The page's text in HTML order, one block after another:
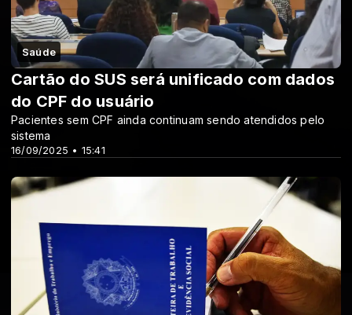
Saúde
16/09/2025 • 15:41
Cartão do SUS será unificado com dados
do CPF do usuário
Pacientes sem CPF ainda continuam sendo atendidos pelo
sistema